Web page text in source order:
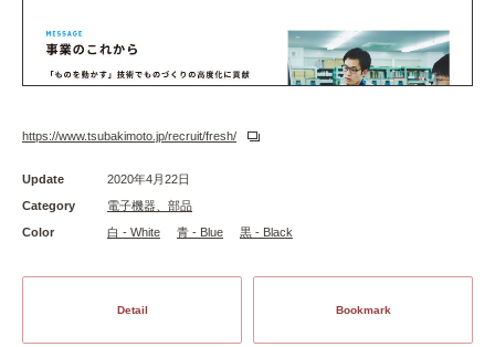
https://www.tsubakimoto.jp/recruit/fresh/
Update
2020年4月22日
Category
電子機器、部品
Color
白 - White 青 - Blue 黒 - Black
Detail Bookmark